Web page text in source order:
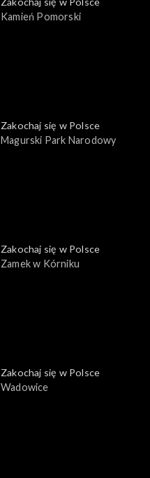
Kamień Pomorski
Zakochaj się w Polsce
Magurski Park Narodowy
Zakochaj się w Polsce
Zamek w Kórniku
Zakochaj się w Polsce
Wadowice